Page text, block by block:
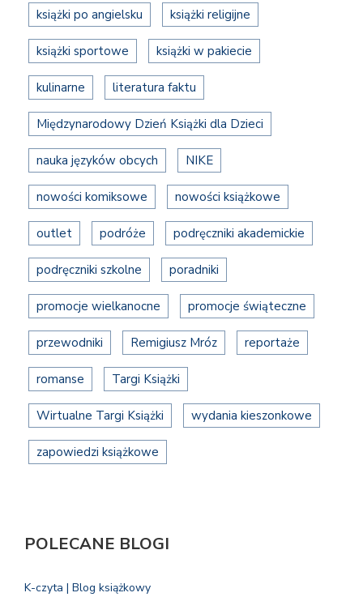
książki po angielsku książki religijne
książki sportowe książki w pakiecie
kulinarne literatura faktu
Międzynarodowy Dzień Książki dla Dzieci
nauka języków obcych NIKE
nowości komiksowe nowości książkowe
outlet podróże podręczniki akademickie
podręczniki szkolne poradniki
promocje wielkanocne promocje świąteczne
przewodniki Remigiusz Mróz reportaże
romanse Targi Książki
Wirtualne Targi Książki wydania kieszonkowe
zapowiedzi książkowe
POLECANE BLOGI
K-czyta | Blog książkowy